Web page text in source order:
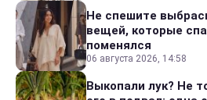
Не спешите
вещей, которые
поменялся
06 августа 2026, 14:58
Выкопали лук? Не